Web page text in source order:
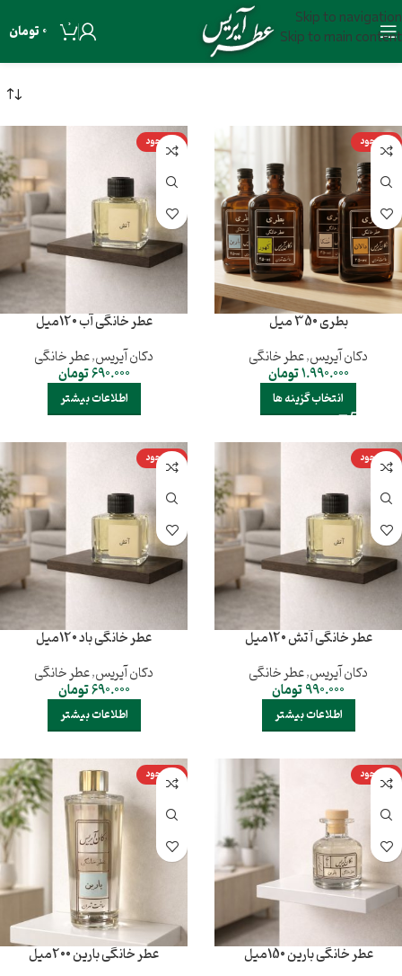
Skip to navigation
Skip to main content
0
0تومان
ناموجود
بطری 350 میل
دکان آیریس,عطر خانگی
1.990.000تومان
انتخاب گزینه ها
ناموجود
عطر خانگی آب 120میل
دکان آیریس,عطر خانگی
690.000تومان
اطلاعات بیشتر
ناموجود
عطر خانگی آتش 120میل
دکان آیریس,عطر خانگی
990.000تومان
اطلاعات بیشتر
ناموجود
عطر خانگی باد 120میل
دکان آیریس,عطر خانگی
690.000تومان
اطلاعات بیشتر
ناموجود
عطر خانگی بارین 150میل
ناموجود
عطر خانگی بارین 200میل